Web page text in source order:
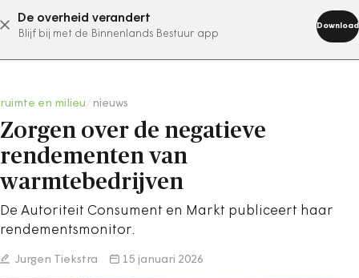
De overheid verandert
Blijf bij met de Binnenlands Bestuur app
Download
abonneer nu
ruimte en milieu nieuws
Zorgen over de negatieve
rendementen van
warmtebedrijven
De Autoriteit Consument en Markt publiceert haar
rendementsmonitor.
Jurgen Tiekstra 15 januari 2026